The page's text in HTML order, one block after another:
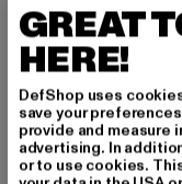
BUILD YOUR
Heavy Oversize
GREAT
HERE!
DefShop uses
save your
provide and
advertising. In
or to use cookies.